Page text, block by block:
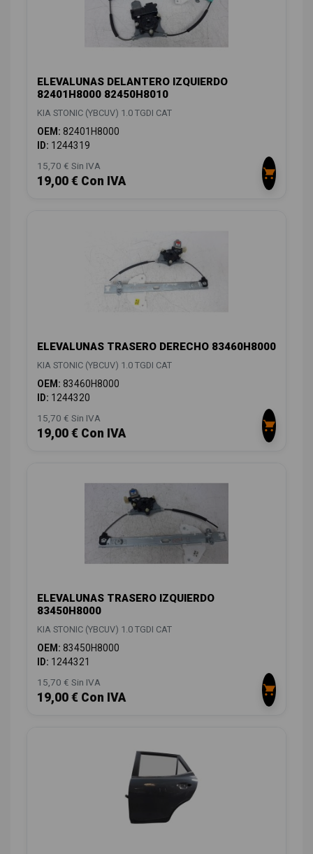
ELEVALUNAS DELANTERO IZQUIERDO
82401H8000 82450H8010
KIA STONIC (YBCUV) 1.0 TGDI CAT
OEM: 82401H8000
ID: 1244319
15,70 € Sin IVA
19,00 € Con IVA
ELEVALUNAS TRASERO DERECHO 83460H8000
KIA STONIC (YBCUV) 1.0 TGDI CAT
OEM: 83460H8000
ID: 1244320
15,70 € Sin IVA
19,00 € Con IVA
ELEVALUNAS TRASERO IZQUIERDO
83450H8000
KIA STONIC (YBCUV) 1.0 TGDI CAT
OEM: 83450H8000
ID: 1244321
15,70 € Sin IVA
19,00 € Con IVA